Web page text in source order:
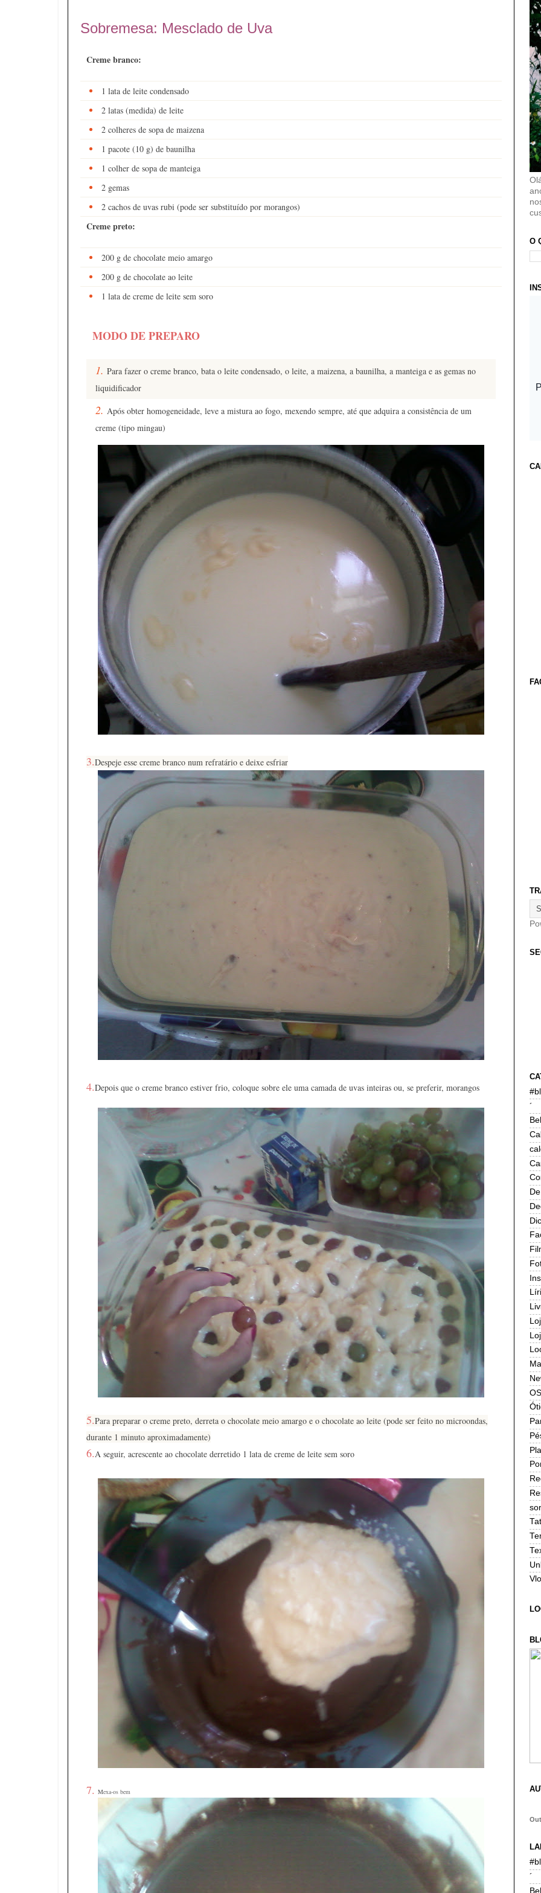
Sobremesa: Mesclado de Uva
Creme branco:
1 lata de leite condensado
2 latas (medida) de leite
2 colheres de sopa de maizena
1 pacote (10 g) de baunilha
1 colher de sopa de manteiga
2 gemas
2 cachos de uvas rubi (pode ser substituído por morangos)
Creme preto:
200 g de chocolate meio amargo
200 g de chocolate ao leite
1 lata de creme de leite sem soro
MODO DE PREPARO
Para fazer o creme branco, bata o leite condensado, o leite, a maizena, a baunilha, a manteiga e as gemas no
liquidificador
Após obter homogeneidade, leve a mistura ao fogo, mexendo sempre, até que adquira a consistência de um
creme (tipo mingau)
3.Despeje esse creme branco num refratário e deixe esfriar
4.Depois que o creme branco estiver frio, coloque sobre ele uma camada de uvas inteiras ou, se preferir, morangos
5.Para preparar o creme preto, derreta o chocolate meio amargo e o chocolate ao leite (pode ser feito no microondas,
durante 1 minuto aproximadamente)
6.A seguir, acrescente ao chocolate derretido 1 lata de creme de leite sem soro
7. Mexa-os bem
O
´
De
´